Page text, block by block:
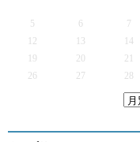
5
6 7
12
13 14
19
20 21
26
27 28